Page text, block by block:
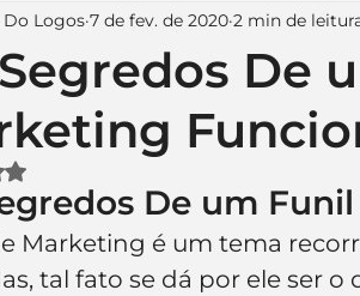
Email marketing
Marca Nome para
Mascotes Slogan Papelaria
De
Do Logos 7 de fev. de 2020 2 min de
com NaN de 5 estrelas.
De um
Marketing é um tema
tal fato se dá por ele ser